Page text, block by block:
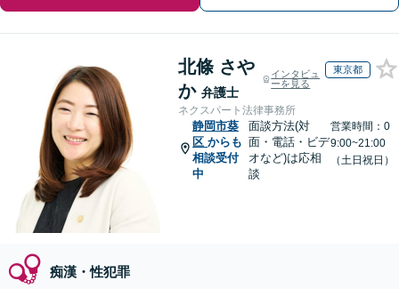
北條 さや
か 弁護士
インタビュ
ーを見る
東京都
ネクスパート法律事務所
静岡市葵
区 からも
相談受付
中
面談方法(対
面・電話・ビデ
オなど)は応相
談
営業時間：0
9:00~21:00
（土日祝日）
痴漢・性犯罪